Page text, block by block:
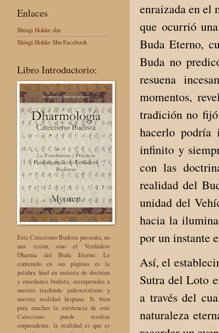
enraizada en el
que ocurrió
Buda Eterno,
Buda no
resuena
momentos,
tradición no
hacerlo podría
infinito y
con las
realidad del
unidad del
hacia la
por un instante
Así, el
Sutra del Loto
a través del
naturaleza
Enlaces
Shingi Hokke shu
Shingi Hokke Shu Facebook
Libro Introductorio:
Este Catecismo Budista presenta, no
una visión, sino el Verdadero
Dharma del Buda Eterno. Lo
contenido en sus páginas es la
palabra final en materia de doctrina
y enseñanza budista, atemperadas a
nuestro trasfondo judeocristiano y
nuestra realidad hispana. Si bien
para muchos la existencia de este
Catecismo puede resultar
sorprendente, la realidad es que es